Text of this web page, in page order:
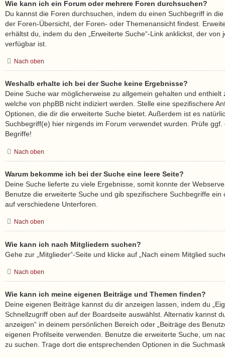
Wie kann ich ein Forum oder mehrere Foren durchsuchen?
Du kannst die Foren durchsuchen, indem du einen Suchbegriff in
der Foren-Übersicht, der Foren- oder Themenansicht findest.
erhältst du, indem du den „Erweiterte Suche“-Link anklickst, der von
verfügbar ist.
Nach oben
Weshalb erhalte ich bei der Suche keine Ergebnisse?
Deine Suche war möglicherweise zu allgemein gehalten und enthielt
welche von phpBB nicht indiziert werden. Stelle eine spezifischere
Optionen, die dir die erweiterte Suche bietet. Außerdem ist es
Suchbegriff(e) hier nirgends im Forum verwendet wurden. Prüfe
Begriffe!
Nach oben
Warum bekomme ich bei der Suche eine leere Seite?
Deine Suche lieferte zu viele Ergebnisse, somit konnte der
Benutze die erweiterte Suche und gib spezifischere Suchbegriffe
auf verschiedene Unterforen.
Nach oben
Wie kann ich nach Mitgliedern suchen?
Gehe zur „Mitglieder“-Seite und klicke auf „Nach einem Mitglied
Nach oben
Wie kann ich meine eigenen Beiträge und Themen finden?
Deine eigenen Beiträge kannst du dir anzeigen lassen, indem du
Schnellzugriff oben auf der Boardseite auswählst. Alternativ kannst
anzeigen“ in deinem persönlichen Bereich oder „Beiträge des
eigenen Profilseite verwenden. Benutze die erweiterte Suche, um
zu suchen. Trage dort die entsprechenden Optionen in die